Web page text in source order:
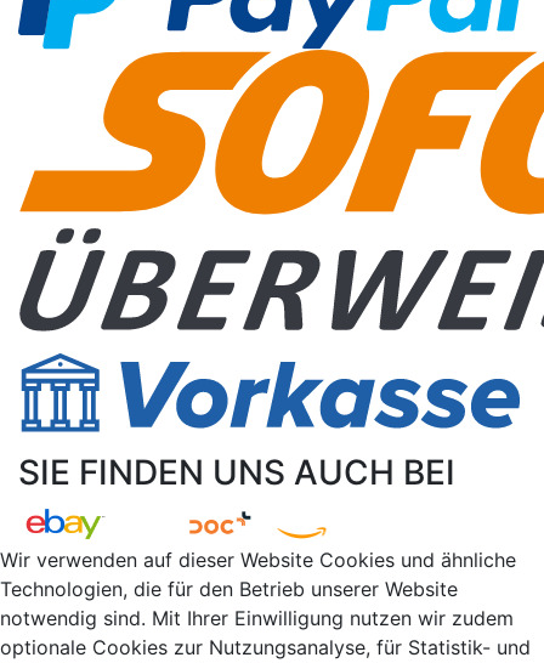
SIE FINDEN UNS AUCH BEI
Wir verwenden auf dieser Website Cookies und ähnliche
Technologien, die für den Betrieb unserer Website
notwendig sind. Mit Ihrer Einwilligung nutzen wir zudem
optionale Cookies zur Nutzungsanalyse, für Statistik- und